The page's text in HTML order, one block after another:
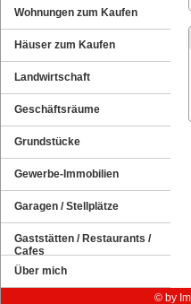
Wohnungen zum Kaufen
Häuser zum Kaufen
Landwirtschaft
Geschäftsräume
Grundstücke
Gewerbe-Immobilien
Garagen / Stellplätze
Gaststätten / Restaurants /
Cafes
Über mich
© by